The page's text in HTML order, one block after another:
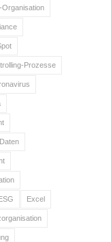
Organisation
Prozesse
Daten
Excel